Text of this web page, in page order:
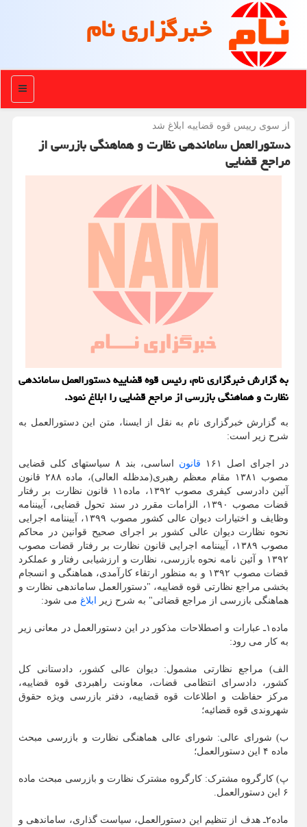
خبرگزاری نام
منو
از سوی رییس قوه قضاییه ابلاغ شد
دستورالعمل ساماندهی نظارت و هماهنگی بازرسی از
مراجع قضایی
به گزارش خبرگزاری نام، رئیس قوه قضاییه دستورالعمل ساماندهی
نظارت و هماهنگی بازرسی از مراجع قضایی را ابلاغ نمود.
به گزارش خبرگزاری نام به نقل از ایسنا، متن این دستورالعمل به
شرح زیر است:
در اجرای اصل ۱۶۱ قانون
اساسی، بند ۸ سیاست‏های کلی قضایی
مصوب ۱۳۸۱ مقام معظم رهبری(مدظله العالی)، ماده ۲۸۸ قانون
آئین دادرسی کیفری مصوب ۱۳۹۲، ماده۱۱ قانون نظارت بر رفتار
قضات مصوب ۱۳۹۰، الزامات مقرر در سند تحول قضایی، آیین‏نامه
وظایف و اختیارات دیوان عالی کشور مصوب ۱۳۹۹، آیین‏نامه اجرایی
نحوه نظارت دیوان عالی کشور بر اجرای صحیح قوانین در محاکم
مصوب ۱۳۸۹، آیین‏نامه اجرایی قانون نظارت بر رفتار قضات مصوب
۱۳۹۲ و آئین نامه نحوه بازرسی، نظارت و ارزشیابی رفتار و عملکرد
قضات مصوب ۱۳۹۲ و به منظور ارتقاء کارآمدی، هماهنگی و انسجام
بخشی مراجع نظارتی قوه‏ قضاییه، "دستورالعمل ساماندهی نظارت و
هماهنگی بازرسی‏ از مراجع قضائی" به شرح زیر ابلاغ می ‏شود:
ماده۱ـ عبارات و اصطلاحات مذکور در این دستورالعمل در معانی زیر
به کار می‏ رود:
الف) مراجع نظارتی مشمول: دیوان عالی کشور، دادستانی کل
کشور، دادسرای انتظامی قضات، معاونت راهبردی قوه قضاییه،
مرکز حفاظت و اطلاعات قوه قضاییه، دفتر بازرسی ویژه حقوق
شهروندی قوه قضائیه؛
ب) شورای عالی: شورای عالی هماهنگی نظارت و بازرسی مبحث
ماده ۴ این دستورالعمل؛
پ) کارگروه مشترک: کارگروه مشترک نظارت و بازرسی مبحث ماده
۶ این دستورالعمل.
ماده۲ـ هدف از تنظیم این دستورالعمل، سیاست گذاری، ساماندهی و